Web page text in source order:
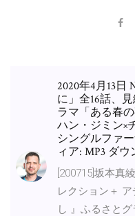
2020年4月13日
に」全16話、
ラマ「ある春
ハン・ジミン×
シングルファ
ィア: MP3 ダウ
[200715]坂本真
レクション＋ ア
し 』ふるさとグ